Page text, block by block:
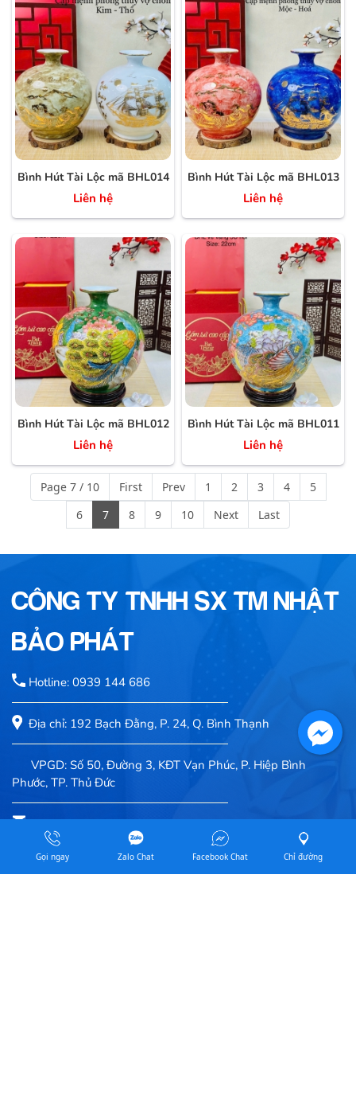
Bình Hút Tài Lộc mã BHL014
Liên hệ
Bình Hút Tài Lộc mã BHL013
Liên hệ
Bình Hút Tài Lộc mã BHL012
Liên hệ
Bình Hút Tài Lộc mã BHL011
Liên hệ
Page 7 / 10 First Prev 1 2 3 4
5
6
7 8 9 10 Next Last
CÔNG TY TNHH SX TM NHẬT
BẢO PHÁT
Hotline: 0939 144 686
Địa chỉ: 192 Bạch Đằng, P. 24, Q. Bình Thạnh
VPGD: Số 50, Đường 3, KĐT Vạn Phúc, P. Hiệp Bình
Phước, TP. Thủ Đức
Email: luongtheanh2007@gmail.com
Website: nhatbaophat.com / baloquatang.com
Gọi ngay Zalo Chat Facebook Chat Chỉ đường